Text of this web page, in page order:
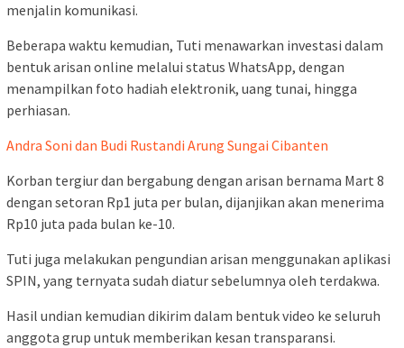
menjalin komunikasi.
Beberapa waktu kemudian, Tuti menawarkan investasi dalam
bentuk arisan online melalui status WhatsApp, dengan
menampilkan foto hadiah elektronik, uang tunai, hingga
perhiasan.
Andra Soni dan Budi Rustandi Arung Sungai Cibanten
Korban tergiur dan bergabung dengan arisan bernama Mart 8
dengan setoran Rp1 juta per bulan, dijanjikan akan menerima
Rp10 juta pada bulan ke-10.
Tuti juga melakukan pengundian arisan menggunakan aplikasi
SPIN, yang ternyata sudah diatur sebelumnya oleh terdakwa.
Hasil undian kemudian dikirim dalam bentuk video ke seluruh
anggota grup untuk memberikan kesan transparansi.